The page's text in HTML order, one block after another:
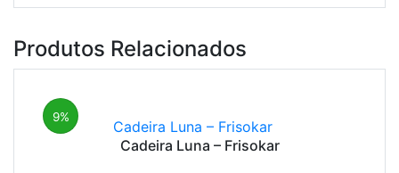
Produtos Relacionados
9%
Cadeira Luna – Frisokar